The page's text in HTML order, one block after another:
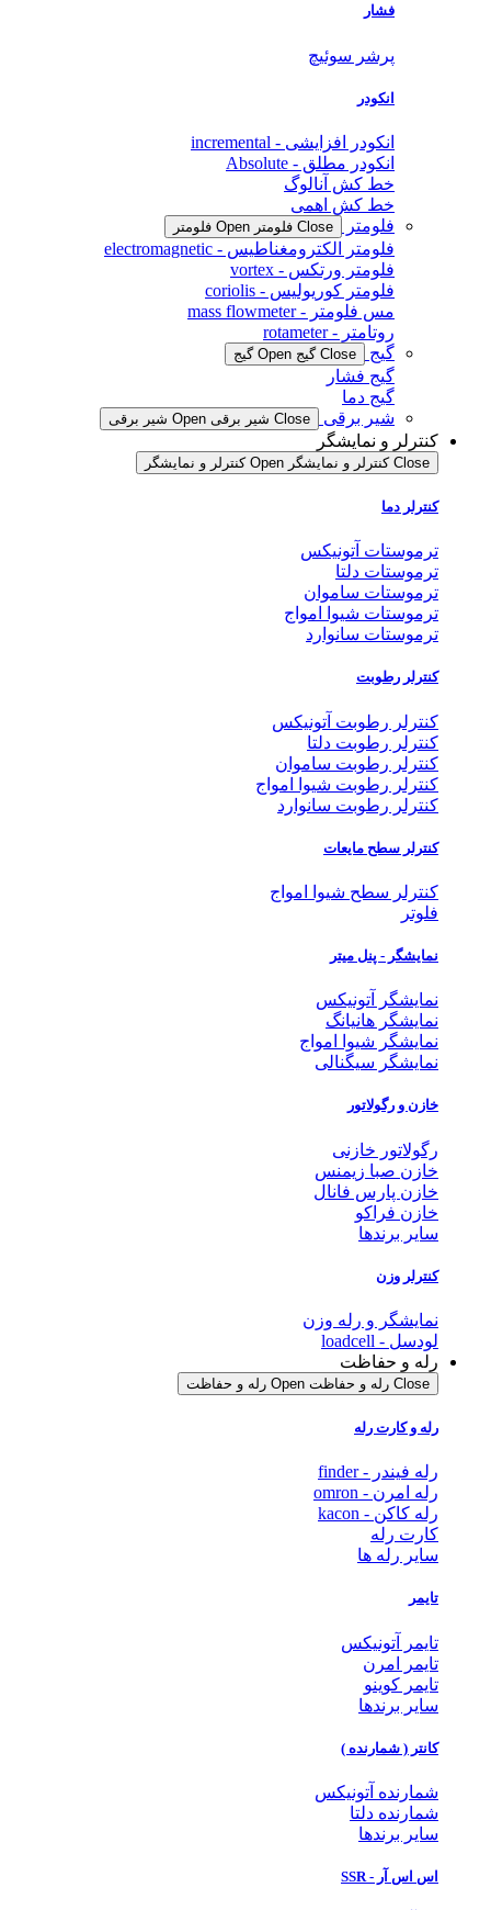
فشار
پرشر سوئیچ
انکودر
انکودر افزایشی - incremental
انکودر مطلق - Absolute
خط کش آنالوگ
خط کش اهمی
فلومتر
Close فلومتر Open فلومتر
فلومتر الکترومغناطیس - electromagnetic
فلومتر ورتکس - vortex
فلومتر کوریولیس - coriolis
مس فلومتر - mass flowmeter
روتامتر - rotameter
گیج
Close گیج Open گیج
گیج فشار
گیج دما
شیر برقی
Close شیر برقی Open شیر برقی
کنترلر و نمایشگر
Close کنترلر و نمایشگر Open کنترلر و نمایشگر
کنترلر دما
ترموستات آتونیکس
ترموستات دلتا
ترموستات ساموان
ترموستات شیوا امواج
ترموستات سانوارد
کنترلر رطوبت
کنترلر رطوبت آتونیکس
کنترلر رطوبت دلتا
کنترلر رطوبت ساموان
کنترلر رطوبت شیوا امواج
کنترلر رطوبت سانوارد
کنترلر سطح مایعات
کنترلر سطح شیوا امواج
فلوتر
نمایشگر - پنل میتر
نمایشگر آتونیکس
نمایشگر هانیانگ
نمایشگر شیوا امواج
نمایشگر سیگنالی
خازن و رگولاتور
رگولاتور خازنی
خازن صبا زیمنس
خازن پارس فانال
خازن فراکو
سایر برندها
کنترلر وزن
نمایشگر و رله وزن
لودسل - loadcell
رله و حفاظت
Close رله و حفاظت Open رله و حفاظت
رله و کارت رله
رله فیندر - finder
رله امرن - omron
رله کاکن - kacon
کارت رله
سایر رله ها
تایمر
تایمر آتونیکس
تایمر امرن
تایمر کوینو
سایر برندها
کانتر ( شمارنده )
شمارنده آتونیکس
شمارنده دلتا
سایر برندها
اس اس آر - SSR